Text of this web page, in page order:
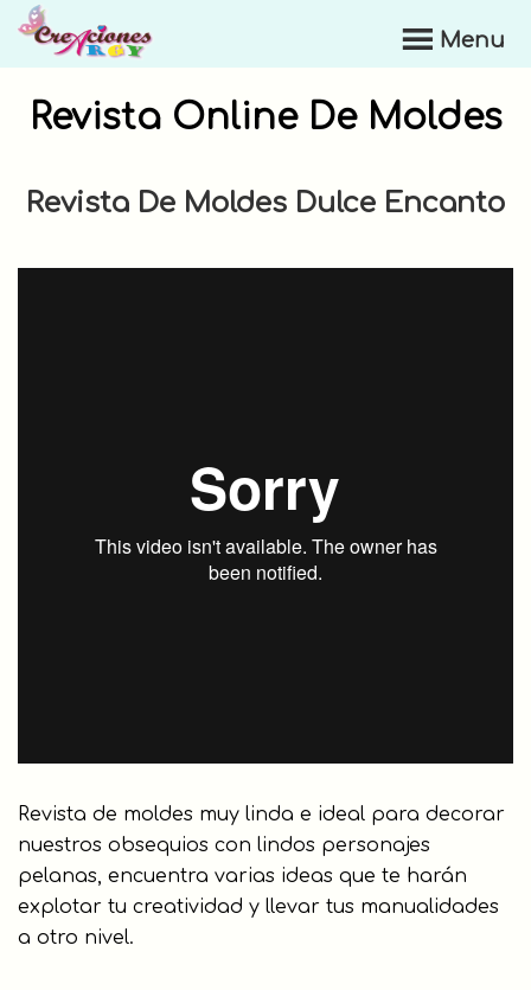
Skip
content
Creaciones
Argy
Menu
Revista Online De Moldes
Revista De Moldes Dulce Encanto
Revista de moldes muy linda e ideal para decorar
nuestros obsequios con lindos personajes
pelanas, encuentra varias ideas que te harán
explotar tu creatividad y llevar tus manualidades
a otro nivel.